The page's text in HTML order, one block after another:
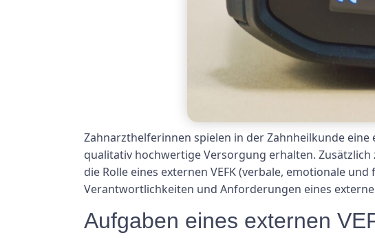
Zahnarzthelferinnen spielen in der Zahnheilkunde
qualitativ hochwertige Versorgung erhalten.
die Rolle eines externen VEFK (verbale, emotionale
Verantwortlichkeiten und Anforderungen eines
Aufgaben eines externen